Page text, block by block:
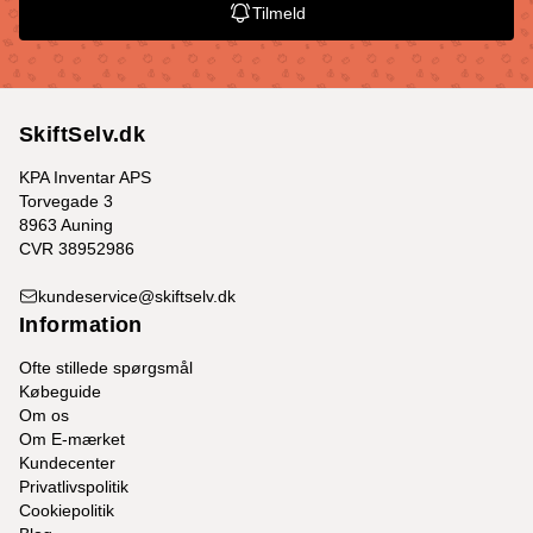
Tilmeld
SkiftSelv.dk
KPA Inventar APS
Torvegade 3
8963 Auning
CVR 38952986
kundeservice@skiftselv.dk
Information
Ofte stillede spørgsmål
Købeguide
Om os
Om E-mærket
Kundecenter
Privatlivspolitik
Cookiepolitik